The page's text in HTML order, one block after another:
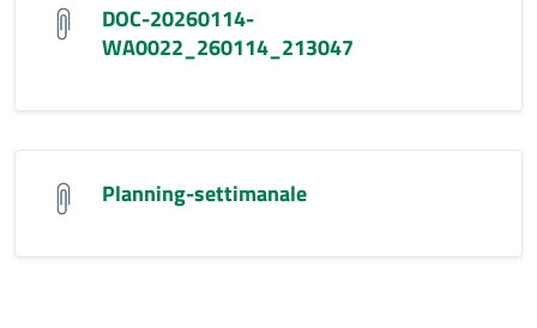
DOC-20260114-
WA0022_260114_213047
Planning-settimanale